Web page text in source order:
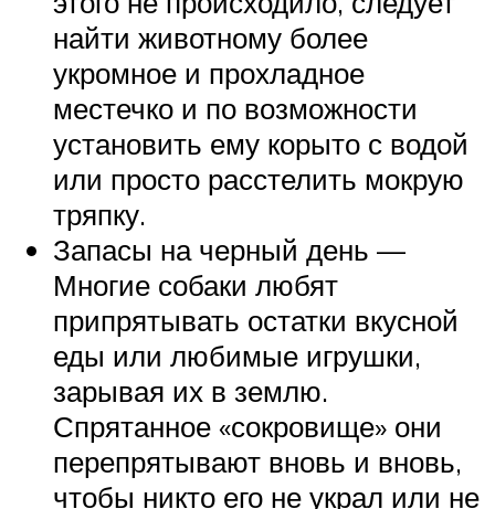
найти животному более
укромное и прохладное
местечко и по возможности
установить ему корыто с водой
или просто расстелить мокрую
тряпку.
Запасы на черный день —
Многие собаки любят
припрятывать остатки вкусной
еды или любимые игрушки,
зарывая их в землю.
Спрятанное «сокровище» они
перепрятывают вновь и вновь,
чтобы никто его не украл или не